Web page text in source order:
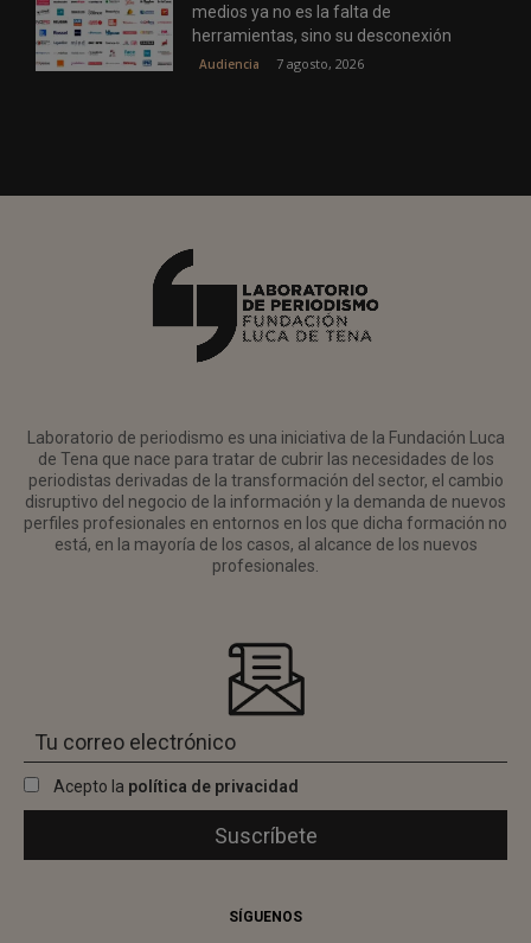
medios ya no es la falta de
herramientas, sino su desconexión
Audiencia 7 agosto, 2026
Laboratorio de periodismo es una iniciativa de la Fundación Luca
de Tena que nace para tratar de cubrir las necesidades de los
periodistas derivadas de la transformación del sector, el cambio
disruptivo del negocio de la información y la demanda de nuevos
perfiles profesionales en entornos en los que dicha formación no
está, en la mayoría de los casos, al alcance de los nuevos
profesionales.
Acepto la política de privacidad
SÍGUENOS